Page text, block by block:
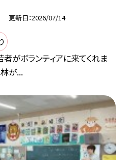
更新日 2026/07/14
がボランティアに来てくれま
が...